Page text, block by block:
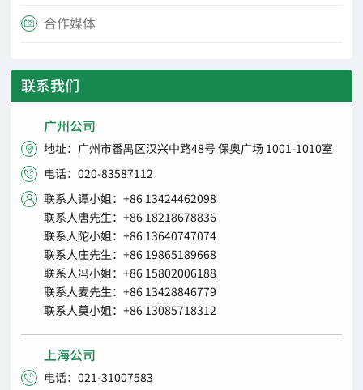
 合作媒体
联系我们
广州公司
 地址：广州市番禺区汉兴中路48号 保奥广场 1001-1010室
 电话：020-83587112

联系人谭小姐：+86 13424462098
联系人唐先生：+86 18218678836
联系人陀小姐：+86 13640747074
联系人庄先生：+86 19865189668
联系人冯小姐：+86 15802006188
联系人麦先生：+86 13428846779
联系人莫小姐：+86 13085718312
上海公司
 电话：021-31007583